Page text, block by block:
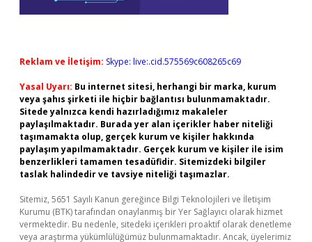
Reklam ve İletişim: Skype: live:.cid.575569c608265c69
Yasal Uyarı: Bu internet sitesi, herhangi bir marka, kurum
veya şahıs şirketi ile hiçbir bağlantısı bulunmamaktadır.
Sitede yalnızca kendi hazırladığımız makaleler
paylaşılmaktadır. Burada yer alan içerikler haber niteliği
taşımamakta olup, gerçek kurum ve kişiler hakkında
paylaşım yapılmamaktadır. Gerçek kurum ve kişiler ile isim
benzerlikleri tamamen tesadüfidir. Sitemizdeki bilgiler
taslak halindedir ve tavsiye niteliği taşımazlar.
Sitemiz, 5651 Sayılı Kanun gereğince Bilgi Teknolojileri ve İletişim
Kurumu (BTK) tarafından onaylanmış bir Yer Sağlayıcı olarak hizmet
vermektedir. Bu nedenle, sitedeki içerikleri proaktif olarak denetleme
veya araştırma yükümlülüğümüz bulunmamaktadır. Ancak, üyelerimiz